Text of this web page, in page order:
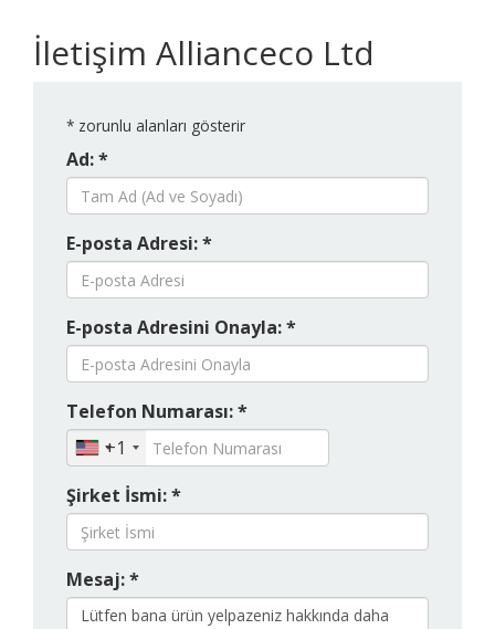
İletişim Allianceco Ltd
* zorunlu alanları gösterir
Ad: *
E-posta Adresi: *
E-posta Adresini Onayla: *
Telefon Numarası: *
+1
Şirket İsmi: *
Mesaj: *